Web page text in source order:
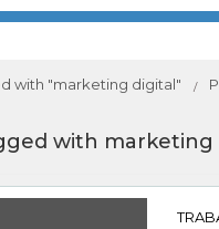
with "marketing digital"
with marketing